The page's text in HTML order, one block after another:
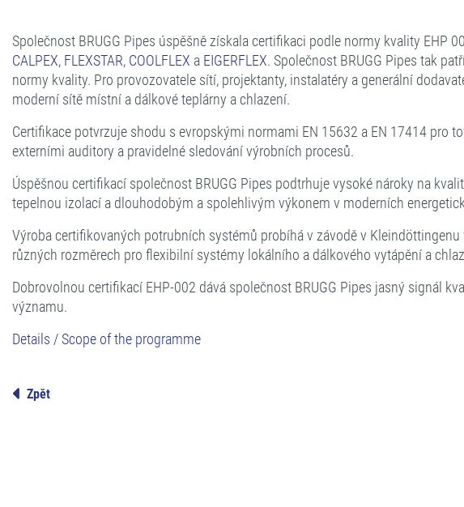
Společnost BRUGG Pipes úspěšně získala certifikaci podle normy kvality
CALPEX, FLEXSTAR, COOLFLEX a EIGERFLEX. Společnost BRUGG Pipes tak
normy kvality. Pro provozovatele sítí, projektanty, instalatéry a generální
moderní sítě místní a dálkové teplárny a chlazení.
Certifikace potvrzuje shodu s evropskými normami EN 15632 a EN 17414 pro
externími auditory a pravidelné sledování výrobních procesů.
Úspěšnou certifikací společnost BRUGG Pipes podtrhuje vysoké nároky na
tepelnou izolací a dlouhodobým a spolehlivým výkonem v moderních
Výroba certifikovaných potrubních systémů probíhá v závodě v Kleindöttingenu
různých rozměrech pro flexibilní systémy lokálního a dálkového vytápění a
Dobrovolnou certifikací EHP-002 dává společnost BRUGG Pipes jasný signál
významu.
Details / Scope of the programme
Zpět